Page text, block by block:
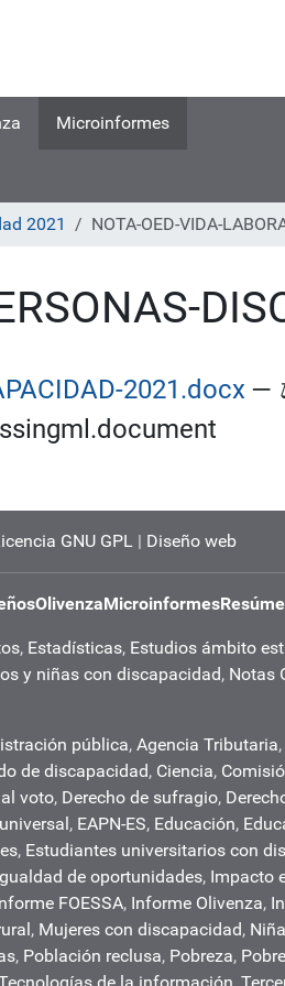
Microinformes
2021 NOTA-OED-VIDA-
2021.docx —
GNU GPL | Diseño web
OlivenzaMicroinformes
, Estadísticas, Estudios ámbito
y niñas con discapacidad, Notas
pública, Agencia Tributaria,
de discapacidad, Ciencia,
voto, Derecho de sufragio,
, EAPN-ES, Educación,
, Estudiantes universitarios con
de oportunidades, Impacto
FOESSA, Informe Olivenza,
, Mujeres con discapacidad,
, Población reclusa, Pobreza,